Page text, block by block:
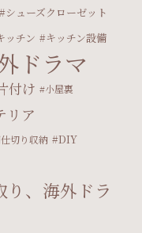
シューズクローゼット
ッチン
キッチン設備
ドラマ
付け 小屋裏
リア
切り収納 DIY
り、海外ドラ